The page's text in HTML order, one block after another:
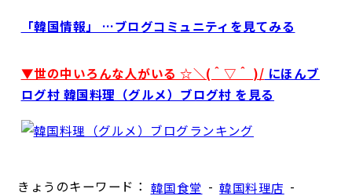
「韓国情報」 …ブログコミュニティを見てみる
▼世の中いろんな人がいる ☆＼(＾▽＾ )/ にほんブ
ログ村 韓国料理（グルメ）ブログ村 を見る
きょうのキーワード： 韓国食堂 - 韓国料理店 -